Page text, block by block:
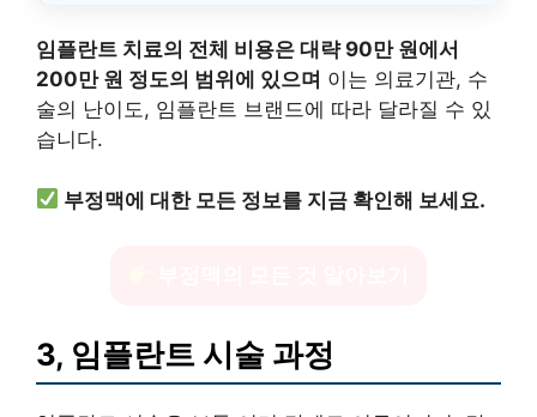
임플란트 치료의 전체 비용은 대략 90만 원에서
200만 원 정도의 범위에 있으며 이는 의료기관, 수
술의 난이도, 임플란트 브랜드에 따라 달라질 수 있
습니다.
부정맥에 대한 모든 정보를 지금 확인해 보세요.
3, 임플란트 시술 과정